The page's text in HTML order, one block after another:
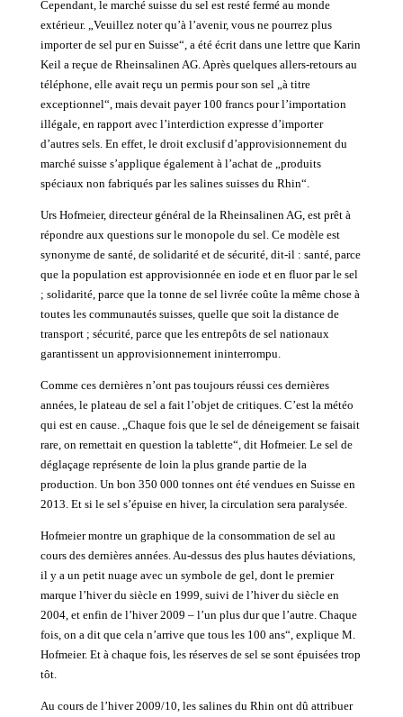
Cependant, le marché suisse du sel est resté fermé au monde
extérieur. „Veuillez noter qu’à l’avenir, vous ne pourrez plus
importer de sel pur en Suisse“, a été écrit dans une lettre que Karin
Keil a reçue de Rheinsalinen AG. Après quelques allers-retours au
téléphone, elle avait reçu un permis pour son sel „à titre
exceptionnel“, mais devait payer 100 francs pour l’importation
illégale, en rapport avec l’interdiction expresse d’importer
d’autres sels. En effet, le droit exclusif d’approvisionnement du
marché suisse s’applique également à l’achat de „produits
spéciaux non fabriqués par les salines suisses du Rhin“.
Urs Hofmeier, directeur général de la Rheinsalinen AG, est prêt à
répondre aux questions sur le monopole du sel. Ce modèle est
synonyme de santé, de solidarité et de sécurité, dit-il : santé, parce
que la population est approvisionnée en iode et en fluor par le sel
; solidarité, parce que la tonne de sel livrée coûte la même chose à
toutes les communautés suisses, quelle que soit la distance de
transport ; sécurité, parce que les entrepôts de sel nationaux
garantissent un approvisionnement ininterrompu.
Comme ces dernières n’ont pas toujours réussi ces dernières
années, le plateau de sel a fait l’objet de critiques. C’est la météo
qui est en cause. „Chaque fois que le sel de déneigement se faisait
rare, on remettait en question la tablette“, dit Hofmeier. Le sel de
déglaçage représente de loin la plus grande partie de la
production. Un bon 350 000 tonnes ont été vendues en Suisse en
2013. Et si le sel s’épuise en hiver, la circulation sera paralysée.
Hofmeier montre un graphique de la consommation de sel au
cours des dernières années. Au-dessus des plus hautes déviations,
il y a un petit nuage avec un symbole de gel, dont le premier
marque l’hiver du siècle en 1999, suivi de l’hiver du siècle en
2004, et enfin de l’hiver 2009 – l’un plus dur que l’autre. Chaque
fois, on a dit que cela n’arrive que tous les 100 ans“, explique M.
Hofmeier. Et à chaque fois, les réserves de sel se sont épuisées trop
tôt.
Au cours de l’hiver 2009/10, les salines du Rhin ont dû attribuer